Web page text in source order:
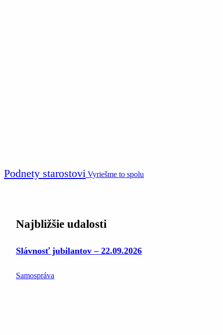
Podnety starostovi Vyriešme to spolu
Najbližšie udalosti
Slávnosť jubilantov – 22.09.2026
Samospráva